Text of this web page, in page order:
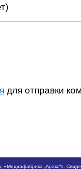
для отправки
, «Медиафабрика „Аракс“».